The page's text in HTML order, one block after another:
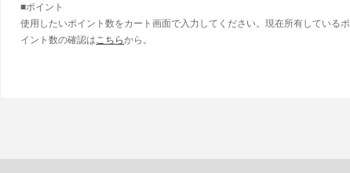
■ポイント
使用したいポイント数をカート画面で入力してください。現在所有しているポ
イント数の確認は こちらから。